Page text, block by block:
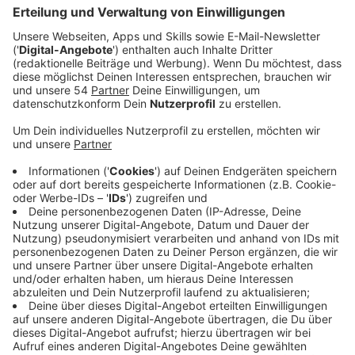
Veröffentlicht:Mittwoch, 07.01.2026 00:00
Anzeige
Auszug aus der neuen Folge seines Podcasts
Anzeige